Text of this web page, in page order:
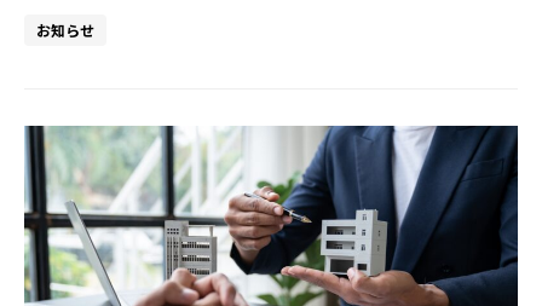
お知らせ